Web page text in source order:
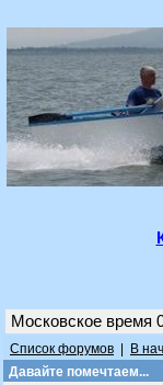
Московское время
Список форумов В
Давайте помечтаем...